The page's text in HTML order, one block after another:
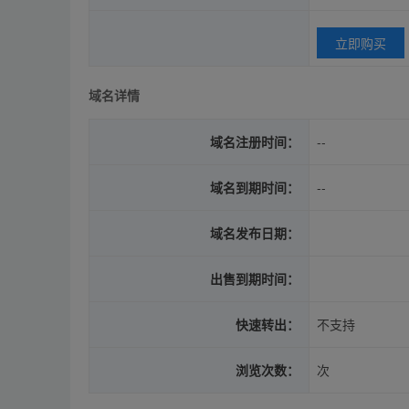
立即购买
域名详情
域名注册时间： --
域名到期时间： --
域名发布日期：
出售到期时间：
快速转出： 不支持
浏览次数： 次